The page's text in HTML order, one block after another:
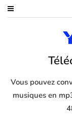
Vous pouvez
musiques en